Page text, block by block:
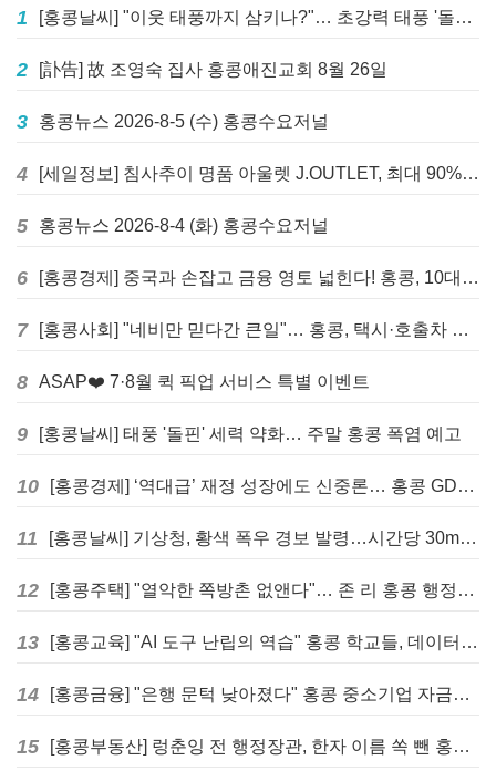
1 [홍콩날씨] "이웃 태풍까지 삼키나?"… 초강력 태풍 '돌핀' 세력 재확장
2 [訃告] 故 조영숙 집사 홍콩애진교회 8월 26일
3 홍콩뉴스 2026-8-5 (수) 홍콩수요저널
4 [세일정보] 침사추이 명품 아울렛 J.OUTLET, 최대 90% 빅 세일 진행
5 홍콩뉴스 2026-8-4 (화) 홍콩수요저널
6 [홍콩경제] 중국과 손잡고 금융 영토 넓힌다! 홍콩, 10대 신규 정책 발표
7 [홍콩사회] "네비만 믿다간 큰일"… 홍콩, 택시·호출차 통합 시험 도입하며 규제 본격화
8 ASAP❤️ 7·8월 퀵 픽업 서비스 특별 이벤트
9 [홍콩날씨] 태풍 '돌핀' 세력 약화… 주말 홍콩 폭염 예고
10 [홍콩경제] ‘역대급’ 재정 성장에도 신중론… 홍콩 GDP 전망 상향 속 “지정학적 리스크 경계”
11 [홍콩날씨] 기상청, 황색 폭우 경보 발령…시간당 30mm 이상 강우 예보
12 [홍콩주택] "열악한 쪽방촌 없앤다"… 존 리 홍콩 행정장관, 4년 내 단계적 폐지 선언
13 [홍콩교육] "AI 도구 난립의 역습" 홍콩 학교들, 데이터 고립에 교육 효과 평가 비상
14 [홍콩금융] "은행 문턱 낮아졌다" 홍콩 중소기업 자금줄 숨통 트이나… HKMA "2분기 신용 조건 안정적"
15 [홍콩부동산] 렁춘잉 전 행정장관, 한자 이름 쏙 뺀 홍콩 고급 아파트 단지들에 쓴소리